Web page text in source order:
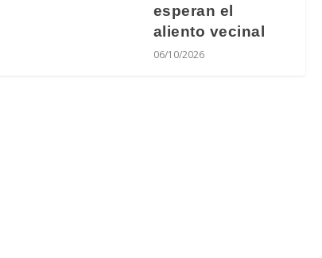
esperan el
aliento vecinal
06/10/2026